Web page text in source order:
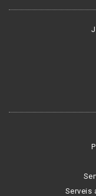
Serveis